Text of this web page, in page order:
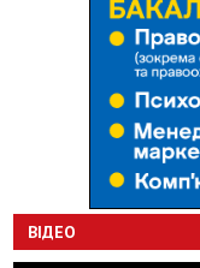
ВІДЕО